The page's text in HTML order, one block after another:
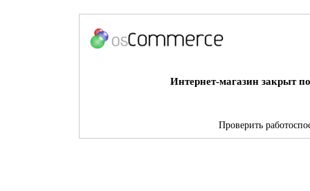
Интернет-магазин закрыт
Проверить